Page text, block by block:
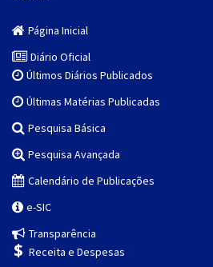
Página Inicial
Diário Oficial
Últimos Diários Publicados
Últimas Matérias Publicadas
Pesquisa Básica
Pesquisa Avançada
Calendário de Publicações
e-SIC
Transparência
Receita e Despesas